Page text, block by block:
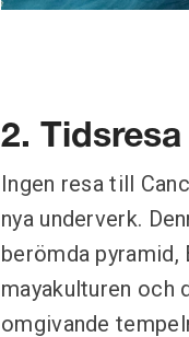
2.
Ingen resa till
nya underverk.
berömda
mayakulturen och
omgivande